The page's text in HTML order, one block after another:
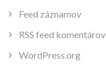
Feed záznamov
RSS feed komentárov
WordPress.org